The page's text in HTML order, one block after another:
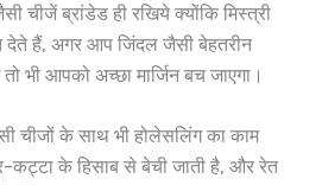
चीजें ब्रांडेड ही रखिये क्योंकि मिस्त्री
देते हैं, अगर आप जिंदल जैसी बेहतरीन
भी आपको अच्छा मार्जिन बच जाएगा।
चीजों के साथ भी होलेसलिंग का काम
कट्टा के हिसाब से बेची जाती है, और रेत